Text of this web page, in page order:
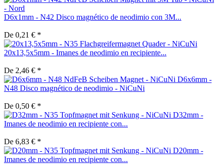
D6x1mm - N42 Disco magnético de neodimio con 3M...
De 0,21 € *
20x13,5x5mm - Imanes de neodimio en recipiente...
De 2,46 € *
D6x6mm -
N48 Disco magnético de neodimio - NiCuNi
De 0,50 € *
D32mm -
Imanes de neodimio en recipiente con...
De 6,83 € *
D20mm -
Imanes de neodimio en recipiente con...